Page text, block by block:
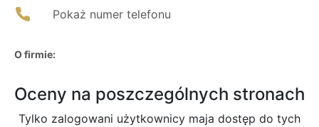
Pokaż numer telefonu
O firmie:
Oceny na poszczególnych stronach
Tylko zalogowani użytkownicy maja dostęp do tych